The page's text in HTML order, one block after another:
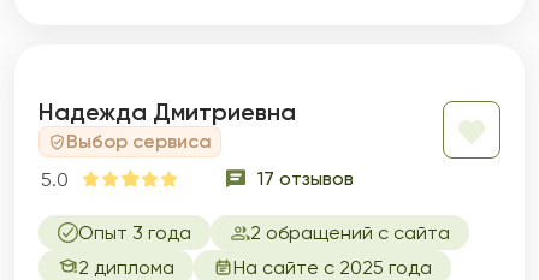
Надежда Дмитриевна
Выбор сервиса
5.0
17 отзывов
Опыт 3 года
2 обращений с сайта
2 диплома
На сайте с 2025 года